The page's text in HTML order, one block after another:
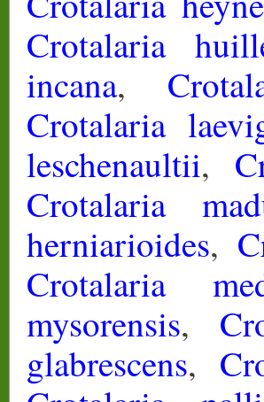
Crotalaria
incana,
Crotalaria
leschenaultii,
Crotalaria
herniarioides,
Crotalaria
mysorensis,
glabrescens,